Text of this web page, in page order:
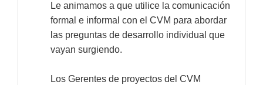
Le animamos a que utilice la comunicación
formal e informal con el CVM para abordar
las preguntas de desarrollo individual que
vayan surgiendo.
Los Gerentes de proyectos del CVM